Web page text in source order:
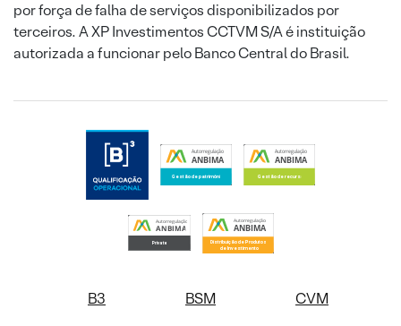
por força de falha de serviços disponibilizados por
terceiros. A XP Investimentos CCTVM S/A é instituição
autorizada a funcionar pelo Banco Central do Brasil.
B3 BSM
CVM